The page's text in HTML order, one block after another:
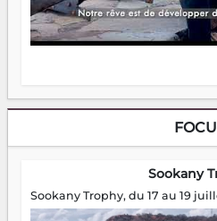
Sookany
Sookany Trophy, du 17 au 19